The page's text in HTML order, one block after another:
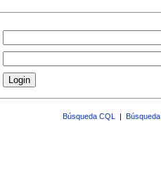
Búsqueda CQL |